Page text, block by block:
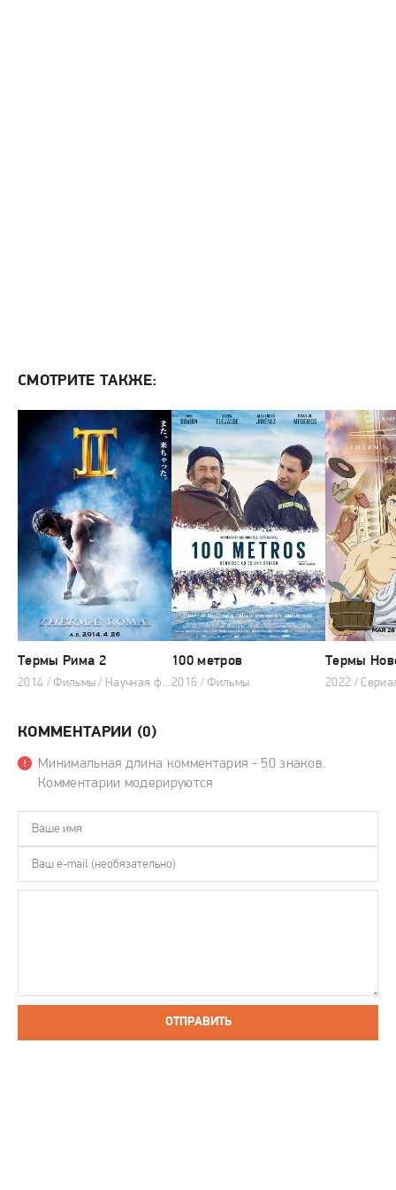
СМОТРИТЕ ТАКЖЕ:
Термы Рима 2
2014 / Фильмы / Научная фантастика / Фэнтези / Комедия
100 метров
2016 / Фильмы
Термы
2022 /
КОММЕНТАРИИ (0)
Минимальная длина комментария - 50 знаков.
Комментарии модерируются
ОТПРАВИТЬ